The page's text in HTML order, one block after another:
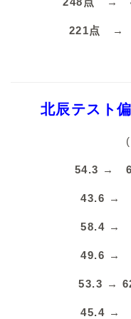
221点 →
北辰テスト
54.3 →
43.6 →
58.4 →
49.6 →
53.3 →
45.4 →